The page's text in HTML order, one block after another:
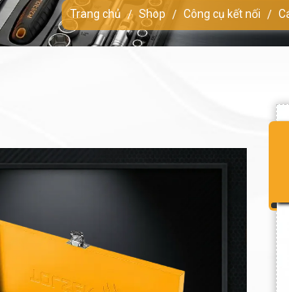
Trang chủ / Shop / Công cụ kết nối /